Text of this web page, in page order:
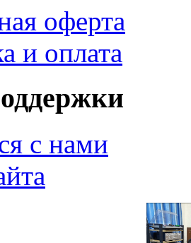
оферта
и оплата
с нами